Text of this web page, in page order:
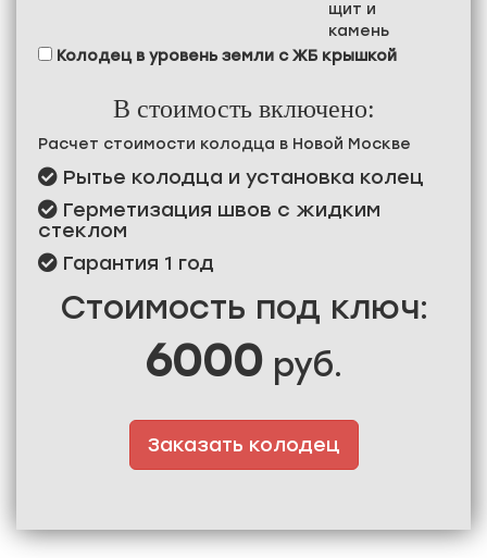
щит и
камень
Колодец в уровень земли с ЖБ крышкой
В стоимость включено:
Расчет стоимости колодца в Новой Москве
Рытье колодца и установка колец
Герметизация швов с жидким
стеклом
Гарантия 1 год
Стоимость под ключ:
6000 руб.
Заказать колодец